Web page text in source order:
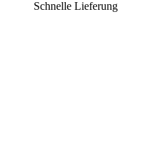
Schnelle Lieferung